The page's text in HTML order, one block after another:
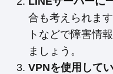
合も考えられま
トなどで障害情
ましょう。
VPNを使用して